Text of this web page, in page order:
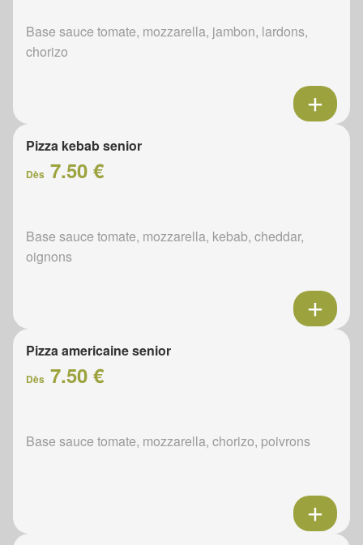
Base sauce tomate, mozzarella, jambon, lardons,
chorizo
Pizza kebab senior
Dès 7.50 €
Base sauce tomate, mozzarella, kebab, cheddar,
oignons
Pizza americaine senior
Dès 7.50 €
Base sauce tomate, mozzarella, chorizo, poivrons